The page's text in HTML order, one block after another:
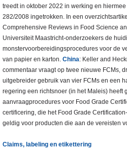
treedt in oktober 2022 in werking en
282/2008 ingetrokken. In een
Comprehensive Reviews in Food Science
Universiteit Maastricht-onderzoekers de
monstervoorbereidingsprocedures voor de
van papier en karton. China: Keller and
commentaar vraagt op twee nieuwe FCMs,
uitgebreider gebruik van vier FCMs en een
regering een richtsnoer (in het Maleis) heeft
aanvraagprocedures voor Food Grade
certificering, die het Food Grade
geldig voor producten die aan de vereisten
Claims, labeling en etikettering